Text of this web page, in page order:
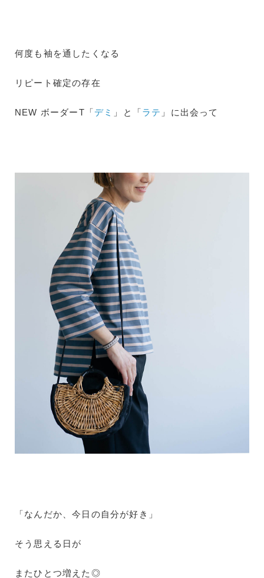
何度も袖を通したくなる
リピート確定の存在
NEW ボーダーT「デミ 」と「ラテ 」に出会って
「なんだか、今日の自分が好き」
そう思える日が
またひとつ増えた◎